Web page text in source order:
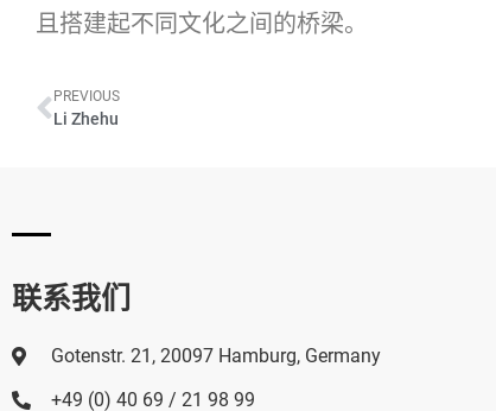
且搭建起不同文化之间的桥梁。
PREVIOUS
Li Zhehu
联系我们
Gotenstr. 21, 20097 Hamburg, Germany
+49 (0) 40 69 / 21 98 99